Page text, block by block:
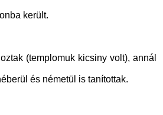
került.
(templomuk kicsiny volt), annál
és németül is tanítottak.